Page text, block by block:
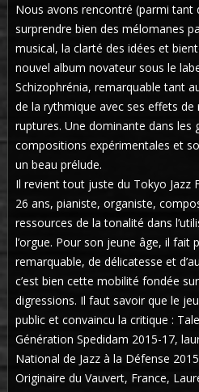
Nous avons rencontré (parmi tant
surprendre bien des mélomanes
musical, la clarté des idées et
nouvel album novateur sous le
Schizophrénia, remarquable tant
de la rythmique avec ses effets de
ruptures. Une dominante dans les
compositions expérimentales et
un beau prélude.
Il revient tout juste du Tokyo Jazz
26 ans, pianiste, organiste,
ressources de la tonalité dans
l’orgue. Pour son jeune âge, il fait
remarquable, de délicatesse et
c’est bien cette mobilité fondée
digressions. Il faut savoir que le
public et convaincu la critique :
Génération Spedidam 2015-17,
National de Jazz à la Défense
Originaire du Vauvert, France,